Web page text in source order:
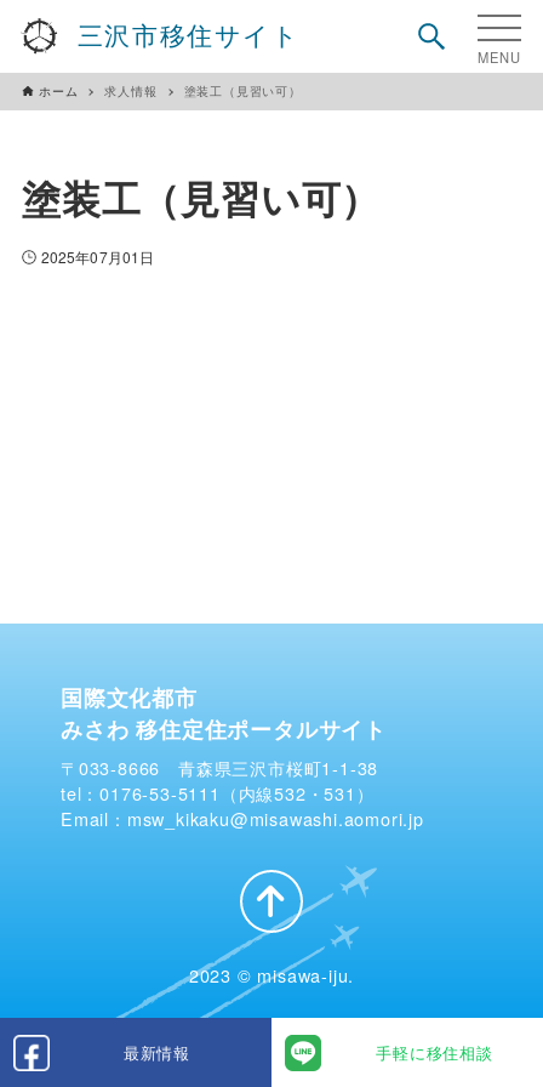
三沢市移住サイト
最新情報 手軽に移住相談
ホーム 求人情報 塗装工（見習い可）
塗装工（見習い可）
2025年07月01日
国際文化都市
みさわ 移住定住ポータルサイト
〒033-8666 青森県三沢市桜町1-1-38
tel：0176-53-5111（内線532・531）
Email：msw_kikaku@misawashi.aomori.jp
2023 © misawa-iju.